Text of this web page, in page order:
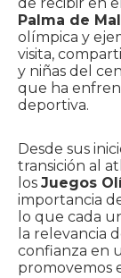
de recibir en el
Palma de
olímpica y
visita,
y niñas del
que ha
deportiva.
Desde sus
transición al
los Juegos
importancia
lo que cada
la relevancia
confianza en
promovemos